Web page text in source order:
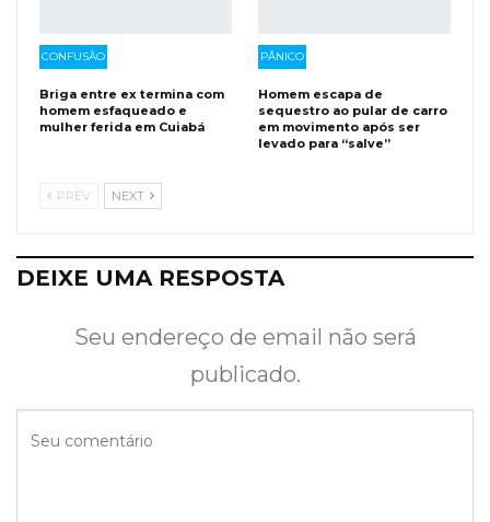
CONFUSÃO
Briga entre ex termina com
homem esfaqueado e
mulher ferida em Cuiabá
PÂNICO
Homem escapa de
sequestro ao pular de carro
em movimento após ser
levado para “salve”
PREV NEXT
DEIXE UMA RESPOSTA
Seu endereço de email não será
publicado.